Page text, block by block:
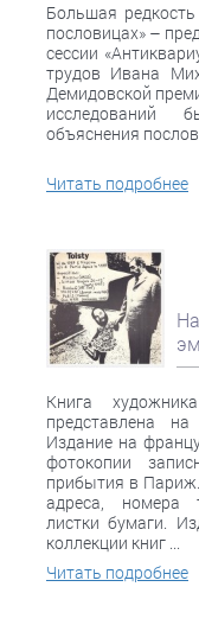
Большая
пословицах» –
сессии
трудов Ивана
Демидовской
исследований
объяснения
Читать подробнее
Книга
представлена
Издание на
фотокопии
прибытия в
адреса, номера
листки бумаги.
коллекции книг ...
Читать подробнее